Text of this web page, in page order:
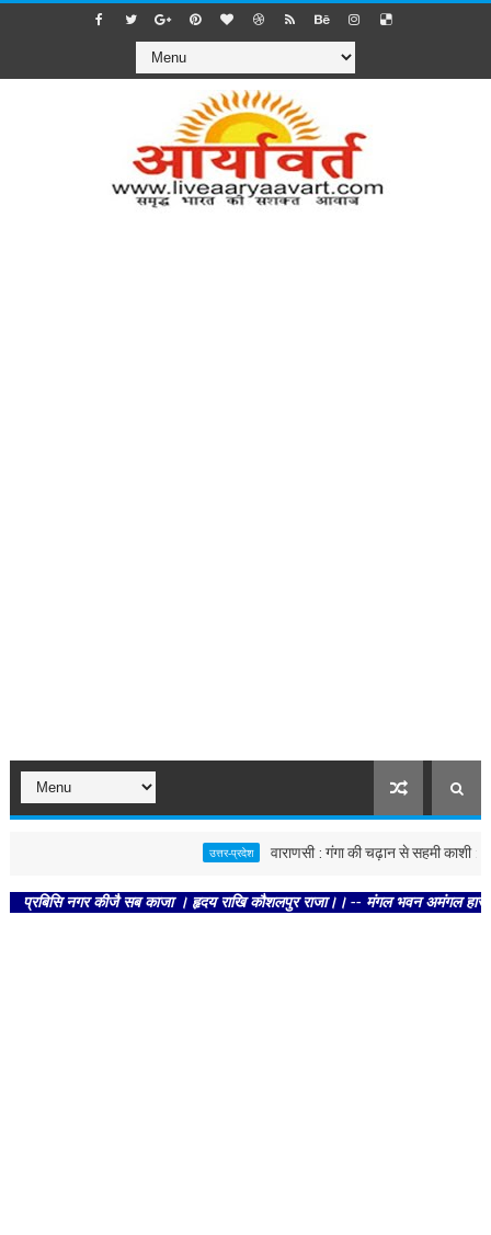
उत्तर-प्रदेश वाराणसी : गंगा की चढ़ान से सहमी काशी : छूने
नगर कीजै सब काजा । हृदय राखि कौशलपुर राजा।। -- मंगल भवन अमंगल हारी।